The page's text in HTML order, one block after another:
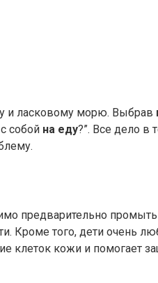
и ласковому морю. Выбрав
собой на еду?”. Все дело в
предварительно
Кроме того, дети очень
клеток кожи и помогает